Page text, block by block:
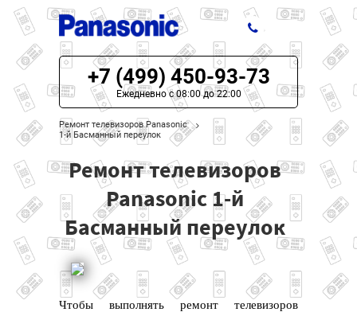
ЦЕНЫ НА РЕМОНТ
О СЕРВИСЕ
МОДЕЛИ PANASONIC
НАШИ КОНТАКТЫ
+7 (499) 450-93-73
Ежедневно с 08:00 до 22:00
Ремонт телевизоров Panasonic
1-й Басманный переулок
Ремонт телевизоров
Panasonic 1-й
Басманный переулок
Чтобы выполнять ремонт телевизоров